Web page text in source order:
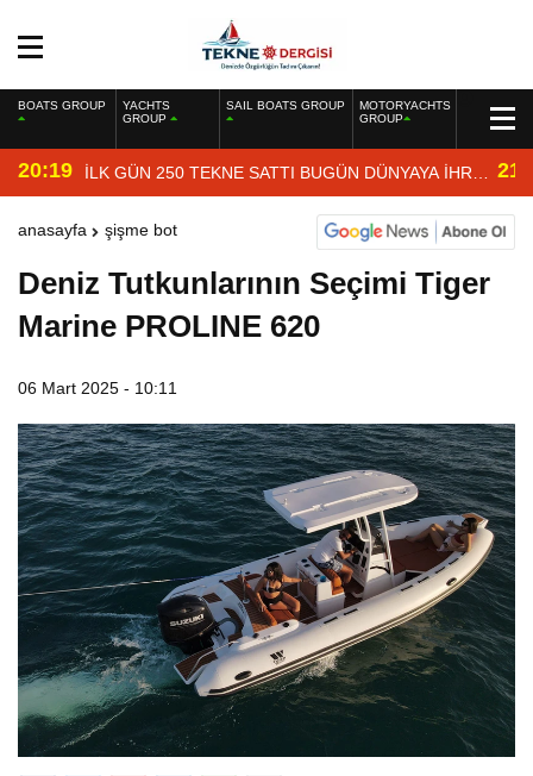
BOATS GROUP
YACHTS
GROUP
SAIL BOATS GROUP
MOTORYACHTS
GROUP
20:19 İLK GÜN 250 TEKNE SATTI BUGÜN DÜNYAYA İHRAÇ
EDİYOR
anasayfa şişme bot
Deniz Tutkunlarının Seçimi Tiger
Marine PROLINE 620
06 Mart 2025 - 10:11